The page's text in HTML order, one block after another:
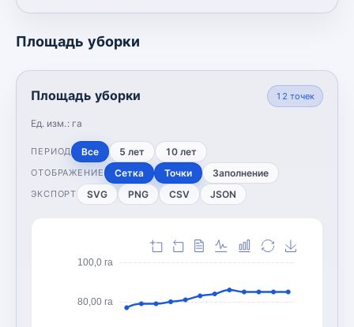
Площадь уборки
Площадь уборки
Ед. изм.: га
12 точек
ПЕРИОД Все 5 лет 10 лет
ОТОБРАЖЕНИЕ Сетка Точки Заполнение
ЭКСПОРТ SVG PNG CSV JSON
80,00 га
100,0 га